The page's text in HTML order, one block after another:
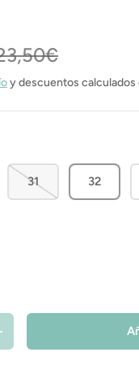
y descuentos calculados
31 32